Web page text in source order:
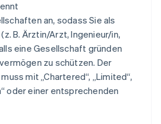
an, sodass Sie als
B. Ärztin/Arzt, Ingenieur/in,
eine Gesellschaft gründen
zu schützen. Der
mit „Chartered“, „Limited“,
oder einer entsprechenden